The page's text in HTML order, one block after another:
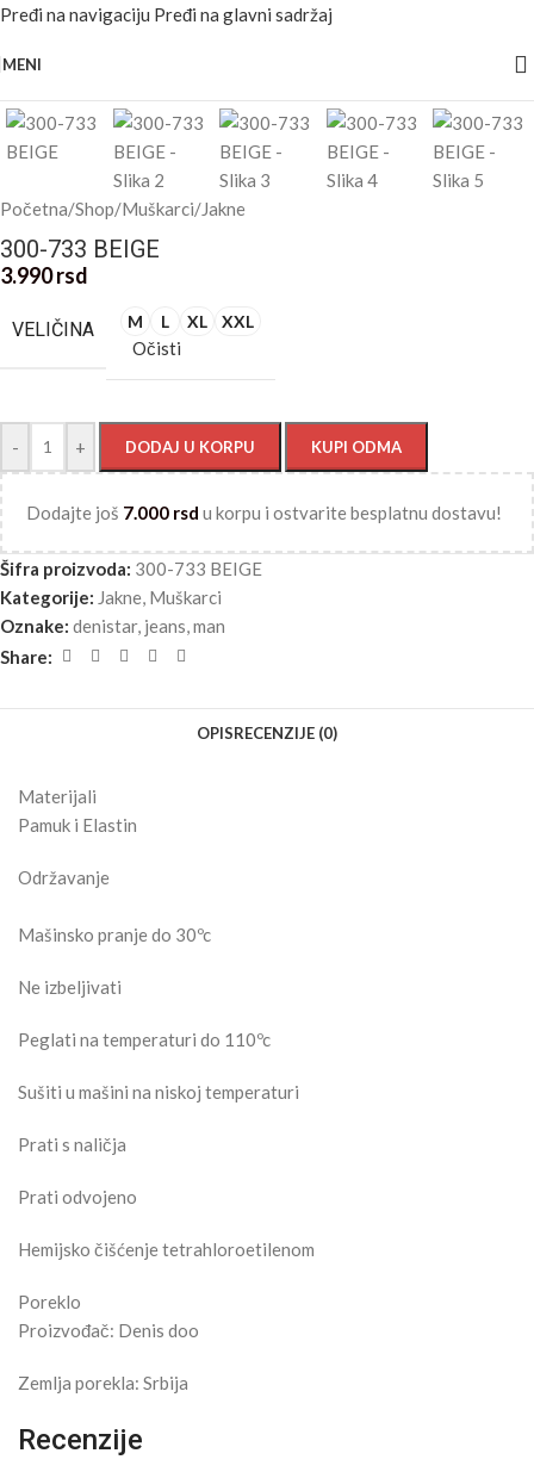
Pređi na navigaciju Pređi na glavni sadržaj
MENI
Početna/Shop/Muškarci/Jakne
300-733 BEIGE
3.990rsd
VELIČINA M L XL XXL
Očisti
- + DODAJ U KORPU KUPI ODMA
Dodajte još 7.000 rsd u korpu i ostvarite besplatnu dostavu!
Šifra proizvoda: 300-733 BEIGE
Kategorije: Jakne, Muškarci
Oznake: denistar, jeans,man
Share:
OPISRECENZIJE (0)
Materijali
Pamuk i Elastin
Održavanje
Mašinsko pranje do 30ºc
Ne izbeljivati
Peglati na temperaturi do 110ºc
Sušiti u mašini na niskoj temperaturi
Prati s naličja
Prati odvojeno
Hemijsko čišćenje tetrahloroetilenom
Poreklo
Proizvođač: Denis doo
Zemlja porekla: Srbija
Recenzije